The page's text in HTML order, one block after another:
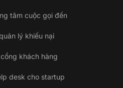
tâm cuộc gọi đến
lý khiếu nại
khách hàng
desk cho startup